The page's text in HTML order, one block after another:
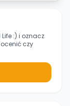
:) i oznacz
czy